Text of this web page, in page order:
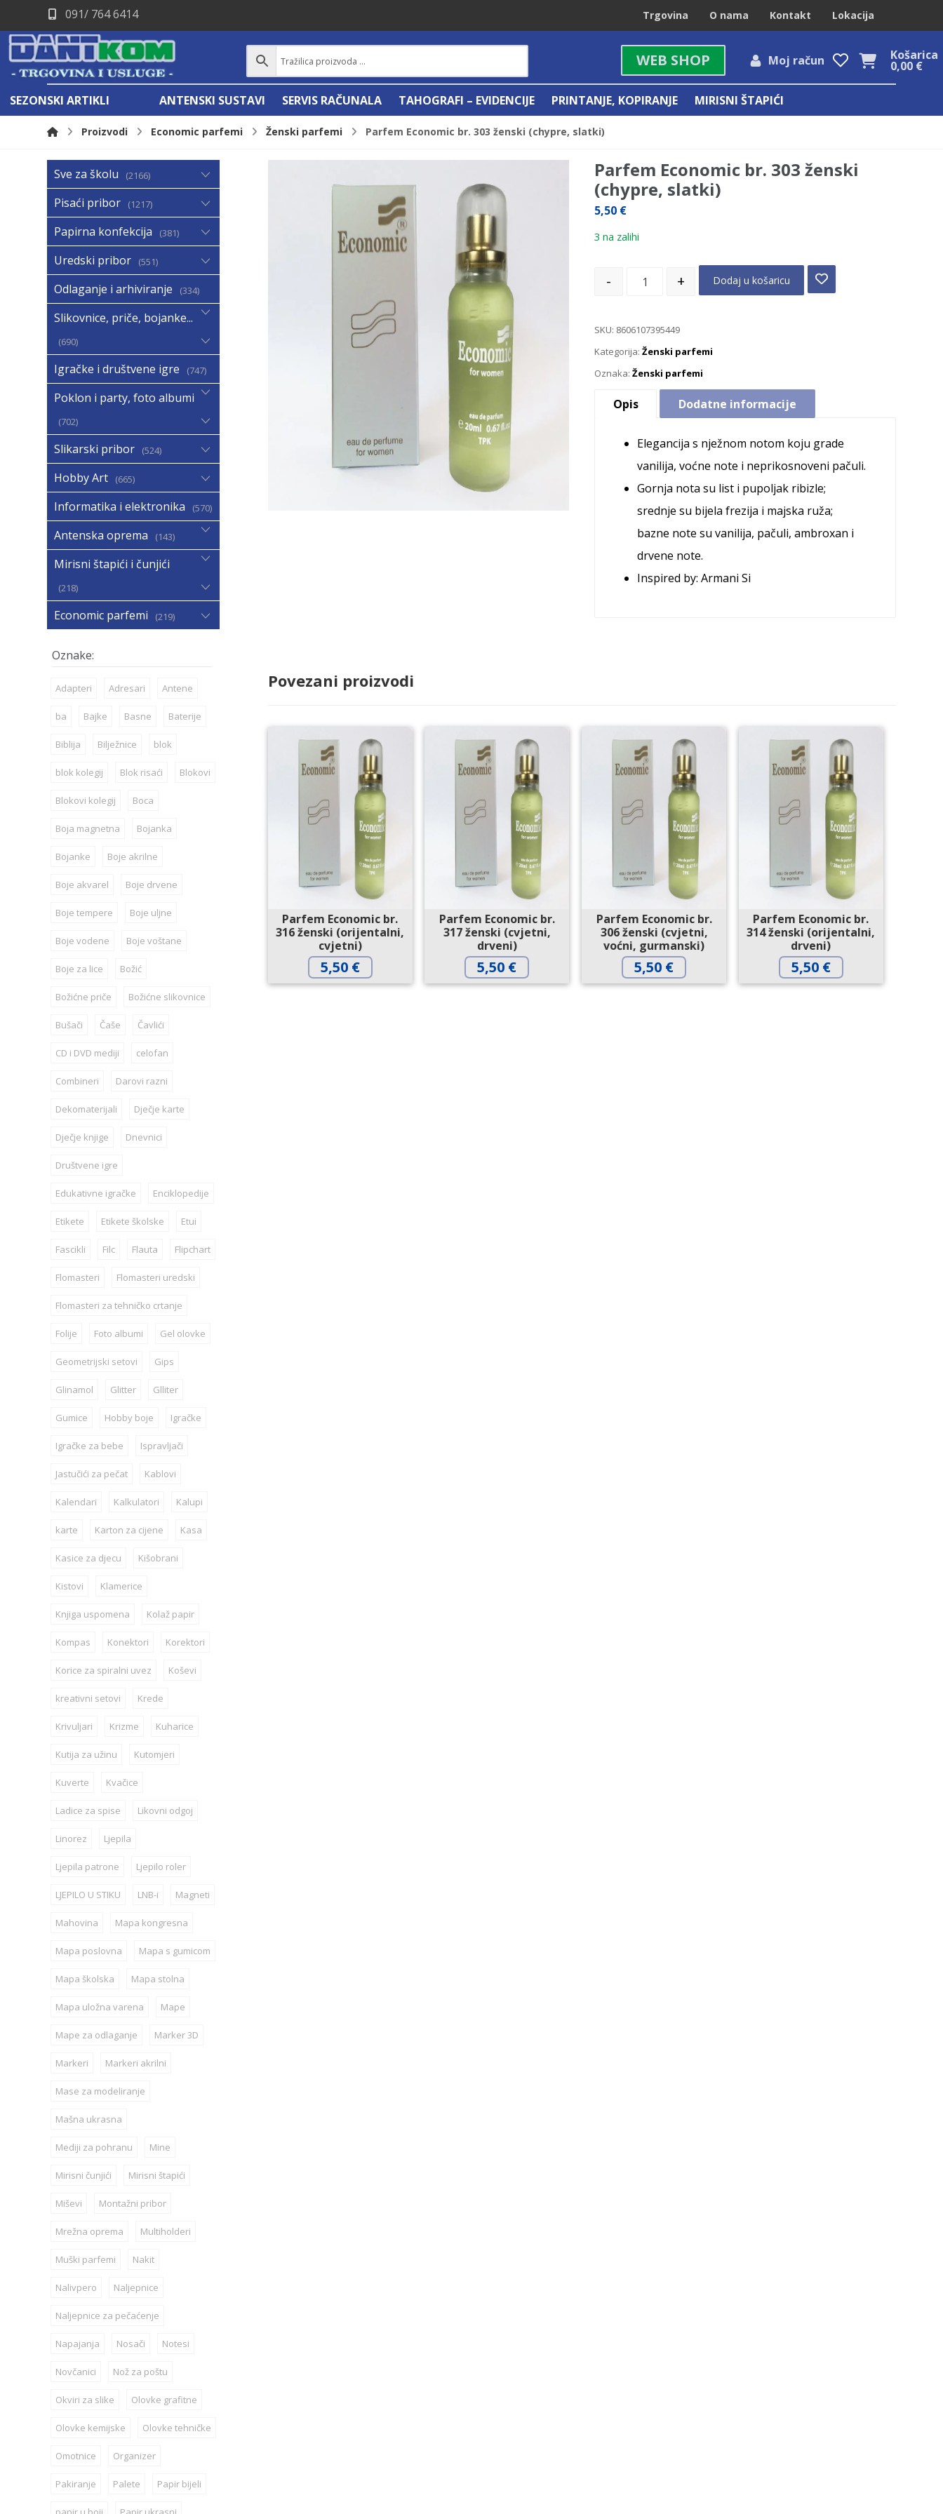
091/ 764 6414 Trgovina O nama Kontakt Lokacija
Košarica
0,00 €
Moj račun
WEB SHOP
SEZONSKI ARTIKLI ANTENSKI SUSTAVI SERVIS RAČUNALA TAHOGRAFI – EVIDENCIJE PRINTANJE, KOPIRANJE MIRISNI ŠTAPIĆI
Proizvodi Economic parfemi Ženski parfemi Parfem Economic br. 303 ženski (chypre, slatki)
Parfem Economic br. 303 ženski
(chypre, slatki)
5,50 €
3 na zalihi
- + Dodaj u košaricu
SKU: 8606107395449
Kategorija:Ženski parfemi
Oznaka:Ženski parfemi
Opis Dodatne informacije
Elegancija s nježnom notom koju grade
vanilija, voćne note i neprikosnoveni pačuli.
Gornja nota su list i pupoljak ribizle;
srednje su bijela frezija i majska ruža;
bazne note su vanilija, pačuli, ambroxan i
drvene note.
Inspired by: Armani Si
Povezani proizvodi
Parfem Economic br.
316 ženski (orijentalni,
cvjetni)
5,50 €
Parfem Economic br.
317 ženski (cvjetni,
drveni)
5,50 €
Parfem Economic br.
306 ženski (cvjetni,
voćni, gurmanski)
5,50 €
Parfem Economic br.
314 ženski (orijentalni,
drveni)
5,50 €
Sve za školu 2166
Pisaći pribor 1217
Papirna konfekcija 381
Uredski pribor 551
Odlaganje i arhiviranje 334
Slikovnice, priče, bojanke...
690
Igračke i društvene igre 747
Poklon i party, foto albumi
702
Slikarski pribor 524
Hobby Art 665
Informatika i elektronika 570
Antenska oprema 143
Mirisni štapići i čunjići
218
Economic parfemi 219
Adapteri Adresari Antene
ba Bajke Basne Baterije
Biblija Bilježnice blok
blok kolegij Blok risaći Blokovi
Blokovi kolegij Boca
Boja magnetna Bojanka
Bojanke Boje akrilne
Boje akvarel Boje drvene
Boje tempere Boje uljne
Boje vodene Boje voštane
Boje za lice Božić
Božićne priče Božićne slikovnice
Bušači Čaše Čavlići
CD i DVD mediji celofan
Combineri Darovi razni
Dekomaterijali Dječje karte
Dječje knjige Dnevnici
Društvene igre
Edukativne igračke Enciklopedije
Etikete Etikete školske Etui
Fascikli Filc Flauta Flipchart
Flomasteri Flomasteri uredski
Flomasteri za tehničko crtanje
Folije Foto albumi Gel olovke
Geometrijski setovi Gips
Glinamol Glitter Glliter
Gumice Hobby boje Igračke
Igračke za bebe Ispravljači
Jastučići za pečat Kablovi
Kalendari Kalkulatori Kalupi
karte Karton za cijene Kasa
Kasice za djecu Kišobrani
Kistovi Klamerice
Knjiga uspomena Kolaž papir
Kompas Konektori Korektori
Korice za spiralni uvez Koševi
kreativni setovi Krede
Krivuljari Krizme Kuharice
Kutija za užinu Kutomjeri
Kuverte Kvačice
Ladice za spise Likovni odgoj
Linorez Ljepila
Ljepila patrone Ljepilo roler
LJEPILO U STIKU LNB-i Magneti
Mahovina Mapa kongresna
Mapa poslovna Mapa s gumicom
Mapa školska Mapa stolna
Mapa uložna varena Mape
Mape za odlaganje Marker 3D
Markeri Markeri akrilni
Mase za modeliranje
Mašna ukrasna
Mediji za pohranu Mine
Mirisni čunjići Mirisni štapići
Miševi Montažni pribor
Mrežna oprema Multiholderi
Muški parfemi Nakit
Nalivpero Naljepnice
Naljepnice za pečaćenje
Napajanja Nosači Notesi
Novčanici Nož za poštu
Okviri za slike Olovke grafitne
Olovke kemijske Olovke tehničke
Omotnice Organizer
Pakiranje Palete Papir bijeli